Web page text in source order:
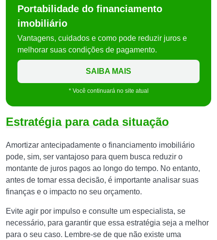
Portabilidade do financiamento
imobiliário
Vantagens, cuidados e como pode reduzir juros e
melhorar suas condições de pagamento.
SAIBA MAIS
* Você continuará no site atual
Estratégia para cada situação
Amortizar antecipadamente o financiamento imobiliário
pode, sim, ser vantajoso para quem busca reduzir o
montante de juros pagos ao longo do tempo. No entanto,
antes de tomar essa decisão, é importante analisar suas
finanças e o impacto no seu orçamento.
Evite agir por impulso e consulte um especialista, se
necessário, para garantir que essa estratégia seja a melhor
para o seu caso. Lembre-se de que não existe uma